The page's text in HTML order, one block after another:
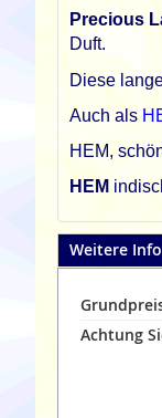
Precious
Duft.
Diese
Auch als
HEM,
HEM
Weitere
Achtung